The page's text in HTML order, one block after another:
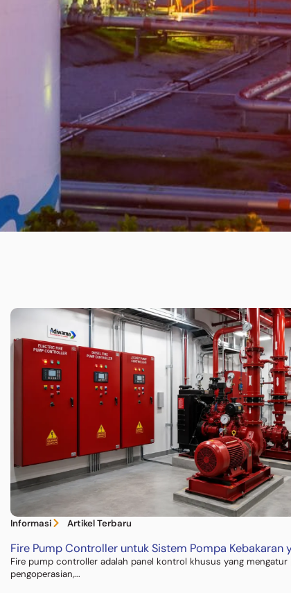
Informasi Artikel Terbaru
Fire Pump Controller untuk Sistem Pompa Kebakaran
Fire pump controller adalah panel kontrol khusus yang
pengoperasian,...